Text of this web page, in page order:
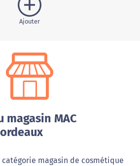
Ajouter
MAC
catégorie magasin de cosmétique